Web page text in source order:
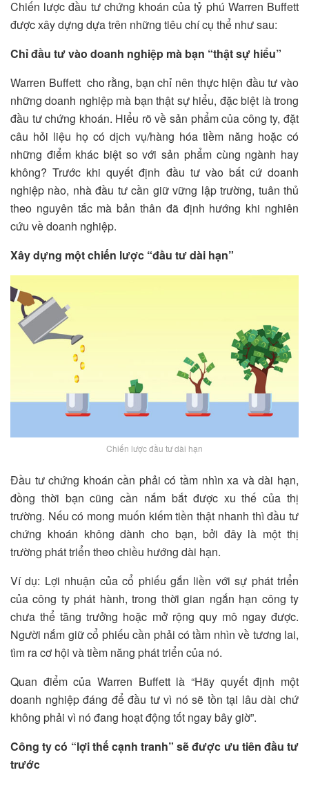
Chiến lược đầu tư chứng khoán của tỷ phú Warren Buffett
được xây dựng dựa trên những tiêu chí cụ thể như sau:
Chỉ đầu tư vào doanh nghiệp mà bạn “thật sự hiểu”
Warren Buffett cho rằng, bạn chỉ nên thực hiện đầu tư vào
những doanh nghiệp mà bạn thật sự hiểu, đặc biệt là trong
đầu tư chứng khoán. Hiểu rõ về sản phẩm của công ty, đặt
câu hỏi liệu họ có dịch vụ/hàng hóa tiềm năng hoặc có
những điểm khác biệt so với sản phẩm cùng ngành hay
không? Trước khi quyết định đầu tư vào bất cứ doanh
nghiệp nào, nhà đầu tư cần giữ vững lập trường, tuân thủ
theo nguyên tắc mà bản thân đã định hướng khi nghiên
cứu về doanh nghiệp.
Xây dựng một chiến lược “đầu tư dài hạn”
Chiến lược đầu tư dài hạn
Đầu tư chứng khoán cần phải có tầm nhìn xa và dài hạn,
đồng thời bạn cũng cần nắm bắt được xu thế của thị
trường. Nếu có mong muốn kiếm tiền thật nhanh thì đầu tư
chứng khoán không dành cho bạn, bởi đây là một thị
trường phát triển theo chiều hướng dài hạn.
Ví dụ: Lợi nhuận của cổ phiếu gắn liền với sự phát triển
của công ty phát hành, trong thời gian ngắn hạn công ty
chưa thể tăng trưởng hoặc mở rộng quy mô ngay được.
Người nắm giữ cổ phiếu cần phải có tầm nhìn về tương lai,
tìm ra cơ hội và tiềm năng phát triển của nó.
Quan điểm của Warren Buffett là “Hãy quyết định một
doanh nghiệp đáng để đầu tư vì nó sẽ tồn tại lâu dài chứ
không phải vì nó đang hoạt động tốt ngay bây giờ”.
Công ty có “lợi thế cạnh tranh” sẽ được ưu tiên đầu tư
trước